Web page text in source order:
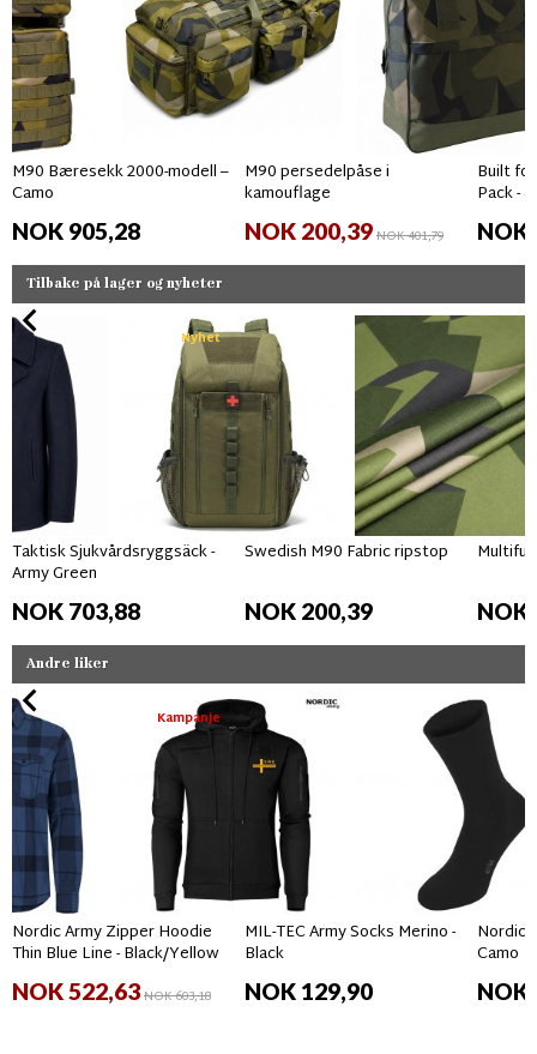
M90 Bæresekk 2000-modell –
Camo
NOK 905,28
M90 persedelpåse i
kamouflage
NOK 200,39NOK 401,79
Built
Pack -
NOK
Tilbake på lager og nyheter
Nyhet
Taktisk Sjukvårdsryggsäck -
Army Green
NOK 703,88
Swedish M90 Fabric ripstop
NOK 200,39 NOK
Andre liker
Kampanje
Nordic Army Zipper Hoodie
Thin Blue Line - Black/Yellow
NOK 522,63NOK 603,18
MIL-TEC Army Socks Merino -
Black
NOK 129,90
Nordic
Camo
NOK